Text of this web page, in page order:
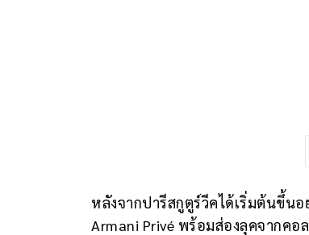
หลังจากปารีสกูตูร์วีคได้เริ่มต้นขึ้น
Armani Privé พร้อมส่องลุคจากค